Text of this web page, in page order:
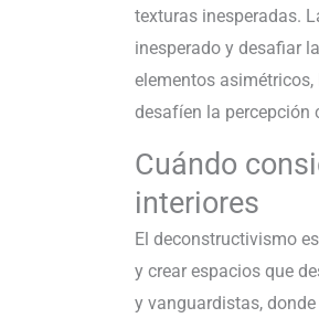
texturas inesperadas.
inesperado y desafiar
elementos
desafíen la percepción
Cuándo
interiores
El deconstructivismo
y crear espacios que
y vanguardistas,